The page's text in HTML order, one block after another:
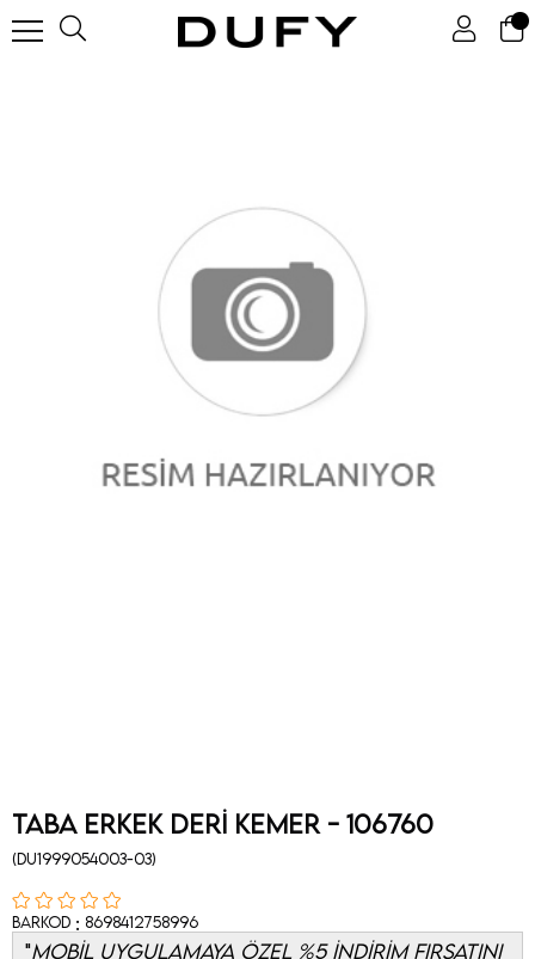
Taba Erkek Deri Kemer - 106760
(DU1999054003-03)
Barkod : 8698412758996
MOBİL UYGULAMAYA ÖZEL %5 İNDİRİM FIRSATINI